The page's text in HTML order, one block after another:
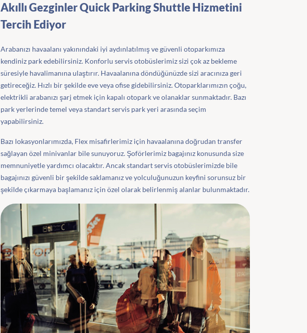
Akıllı Gezginler Quick Parking Shuttle Hizmetini
Tercih Ediyor
Arabanızı havaalanı yakınındaki iyi aydınlatılmış ve güvenli otoparkımıza
kendiniz park edebilirsiniz. Konforlu servis otobüslerimiz sizi çok az bekleme
süresiyle havalimanına ulaştırır. Havaalanına döndüğünüzde sizi aracınıza geri
getireceğiz. Hızlı bir şekilde eve veya ofise gidebilirsiniz. Otoparklarımızın çoğu,
elektrikli arabanızı şarj etmek için kapalı otopark ve olanaklar sunmaktadır. Bazı
park yerlerinde temel veya standart servis park yeri arasında seçim
yapabilirsiniz.
Bazı lokasyonlarımızda, Flex misafirlerimiz için havaalanına doğrudan transfer
sağlayan özel minivanlar bile sunuyoruz. Şoförlerimiz bagajınız konusunda size
memnuniyetle yardımcı olacaktır. Ancak standart servis otobüslerimizde bile
bagajınızı güvenli bir şekilde saklamanız ve yolculuğunuzun keyfini sorunsuz bir
şekilde çıkarmaya başlamanız için özel olarak belirlenmiş alanlar bulunmaktadır.